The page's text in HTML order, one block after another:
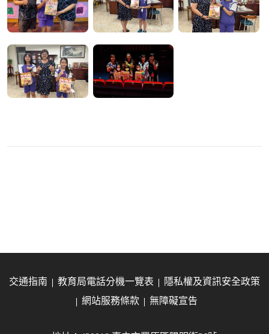
交通指南 教育局電話分機一覽表
隱私權及資訊安全政策
網站服務條款
無障礙宣告